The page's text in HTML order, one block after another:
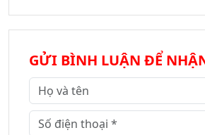
GỬI BÌNH LUẬN ĐỂ